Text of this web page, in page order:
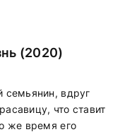
(2020)
семьянин, вдруг
что ставит
же время его